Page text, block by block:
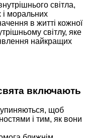
світла,
і моральних
в житті кожної
світлу, яке
найкращих
включають
щоб
і тим, як вони